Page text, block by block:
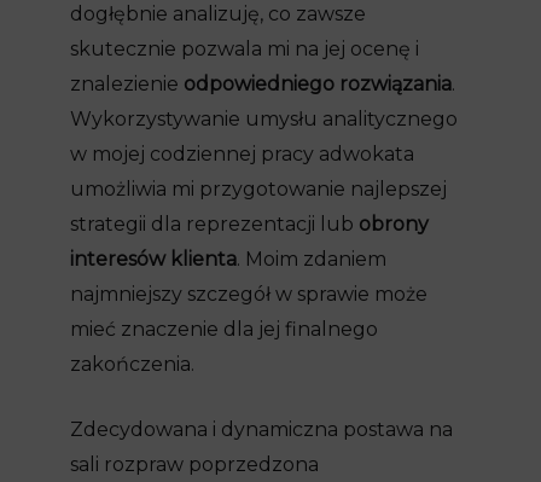
dogłębnie analizuję, co zawsze
skutecznie pozwala mi na jej ocenę i
znalezienie odpowiedniego rozwiązania.
Wykorzystywanie umysłu analitycznego
w mojej codziennej pracy adwokata
umożliwia mi przygotowanie najlepszej
strategii dla reprezentacji lub obrony
interesów klienta. Moim zdaniem
najmniejszy szczegół w sprawie może
mieć znaczenie dla jej finalnego
zakończenia.
Zdecydowana i dynamiczna postawa na
sali rozpraw poprzedzona